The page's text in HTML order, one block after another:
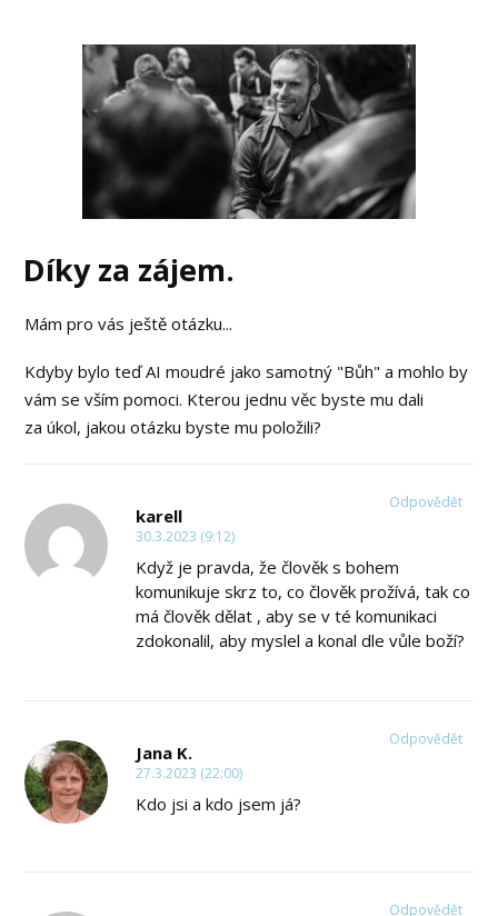
Díky za zájem.
Mám pro vás ještě otázku...
Kdyby bylo teď AI moudré jako samotný "Bůh" a mohlo by
vám se vším pomoci. Kterou jednu věc byste mu dali
za úkol, jakou otázku byste mu položili?
karell
30.3.2023 (9:12)
Když je pravda, že člověk s bohem
komunikuje skrz to, co člověk prožívá, tak co
má člověk dělat , aby se v té komunikaci
zdokonalil, aby myslel a konal dle vůle boží?
Odpovědět
Jana K.
27.3.2023 (22:00)
Kdo jsi a kdo jsem já?
Odpovědět
Odpovědět